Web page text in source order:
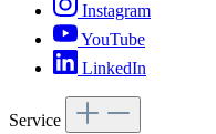
Instagram
YouTube
LinkedIn
Service